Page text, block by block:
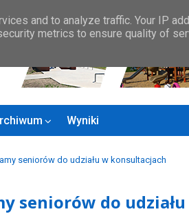
Wyniki
seniorów do udziału w konsultacjach
seniorów do udziału
and to analyze traffic. Your IP
metrics to ensure quality of